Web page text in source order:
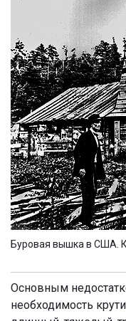
Буровая вышка в США.
Основным
необходимость